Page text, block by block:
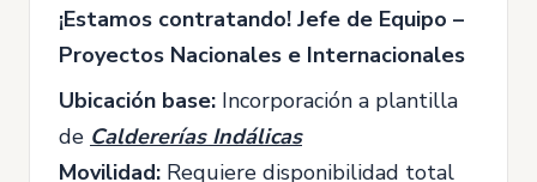
¡Estamos contratando! Jefe de Equipo –
Proyectos Nacionales e Internacionales
Ubicación base: Incorporación a plantilla
de Caldererías Indálicas
Movilidad: Requiere disponibilidad total